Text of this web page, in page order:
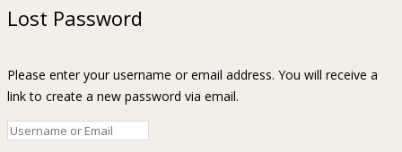
Lost Password
Please enter your username or email address. You will receive a
link to create a new password via email.